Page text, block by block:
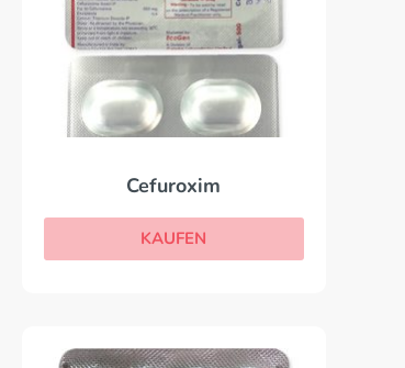
Cefuroxim
KAUFEN